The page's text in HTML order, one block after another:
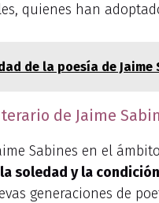
quienes han
de la poesía de
de Jaime
Sabines en el
soledad y la
generaciones de